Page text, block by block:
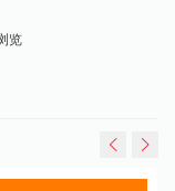
览